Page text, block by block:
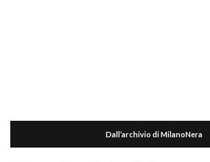
Dall’archivio di MilanoNera